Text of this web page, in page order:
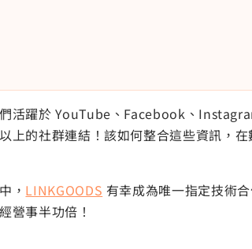
活躍於 YouTube、Facebook、
上的社群連結！該如何整合這些資訊，
中， LINKGOODS 有幸成為唯一指定技術
營事半功倍！